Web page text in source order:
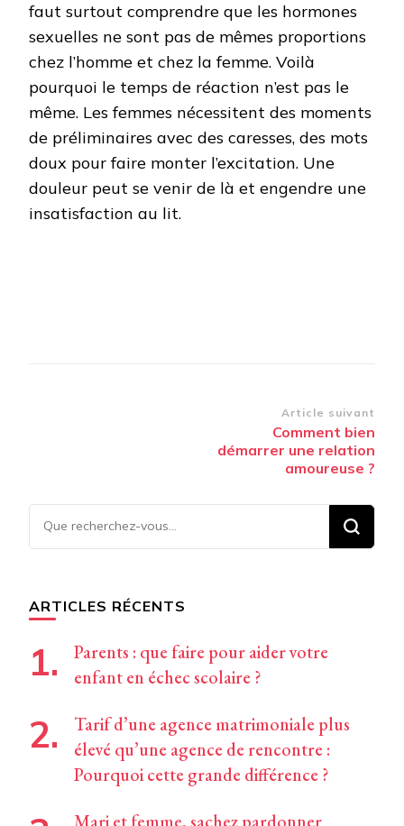
faut surtout comprendre que les hormones
sexuelles ne sont pas de mêmes proportions
chez l’homme et chez la femme. Voilà
pourquoi le temps de réaction n’est pas le
même. Les femmes nécessitent des moments
de préliminaires avec des caresses, des mots
doux pour faire monter l’excitation. Une
douleur peut se venir de là et engendre une
insatisfaction au lit.
Article suivant
Comment bien
démarrer une relation
amoureuse ?
Vous
recherchiez
ARTICLES RÉCENTS
Parents : que faire pour aider votre
enfant en échec scolaire ?
Tarif d’une agence matrimoniale plus
élevé qu’une agence de rencontre :
Pourquoi cette grande différence ?